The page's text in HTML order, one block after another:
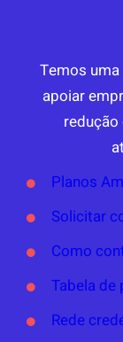
Temos
apoiar
Planos
Solicitar
Como
Tabela de
Rede